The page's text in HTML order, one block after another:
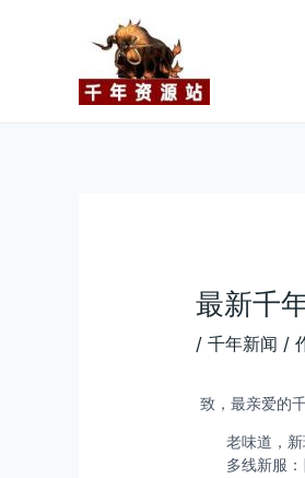
最新千
/ 千年新闻 /
致，最亲爱的
老味道，新
多线新服：[
navigation